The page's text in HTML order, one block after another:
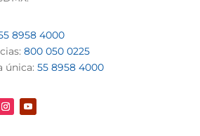
8958 4000
800 050 0225
única: 55 8958 4000